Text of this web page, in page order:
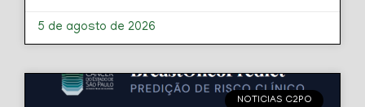
5 de agosto de 2026
NOTICIAS C2PO